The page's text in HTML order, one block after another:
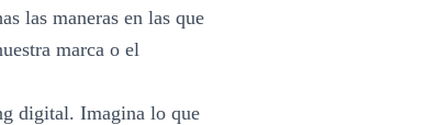
las maneras en las que
marca o el
digital. Imagina lo que